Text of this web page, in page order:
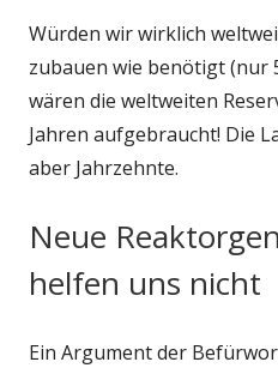
Würden wir wirklich
zubauen wie benötigt (nur
wären die weltweiten
Jahren aufgebraucht! Die
aber Jahrzehnte.
Neue
helfen uns nicht
Ein Argument der